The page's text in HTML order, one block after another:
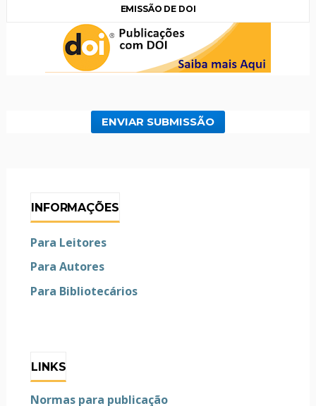
EMISSÃO DE DOI
ENVIAR SUBMISSÃO
INFORMAÇÕES
Para Leitores
Para Autores
Para Bibliotecários
LINKS
Normas para publicação